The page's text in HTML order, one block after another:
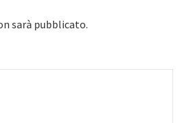
sarà pubblicato.